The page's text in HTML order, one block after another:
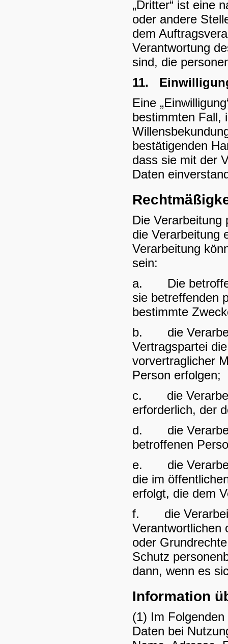
„Dritter“ ist eine
oder andere
dem
Verantwortung
sind, die
11.
Eine
bestimmten Fall,
bestätigenden
dass sie mit der
Daten
Die
die Verarbeitung
Verarbeitung
sein:
a. Die
sie betreffenden
bestimmte
b. die
Vertragspartei
vorvertraglicher
Person erfolgen;
c. die
erforderlich, der
d. die
betroffenen
e. die
die im
erfolgt, die dem
f. die
Verantwortlichen
oder
Schutz
dann, wenn es
Information
(1) Im
Daten bei